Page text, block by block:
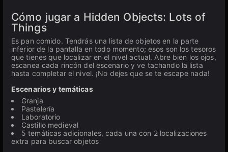
Cómo jugar a Hidden Objects: Lots of
Things
Es pan comido. Tendrás una lista de objetos en la parte
inferior de la pantalla en todo momento; esos son los tesoros
que tienes que localizar en el nivel actual. Abre bien los ojos,
escanea cada rincón del escenario y ve tachando la lista
hasta completar el nivel. ¡No dejes que se te escape nada!
Escenarios y temáticas
Granja
Pastelería
Laboratorio
Castillo medieval
5 temáticas adicionales, cada una con 2 localizaciones
extra para buscar objetos